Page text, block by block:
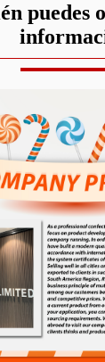
puedes